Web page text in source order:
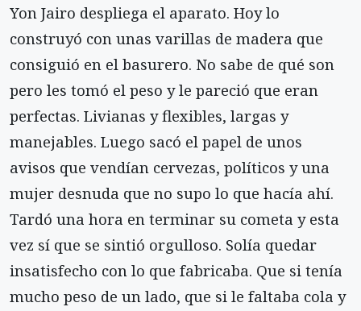
Yon Jairo despliega el aparato. Hoy lo
construyó con unas varillas de madera que
consiguió en el basurero. No sabe de qué son
pero les tomó el peso y le pareció que eran
perfectas. Livianas y flexibles, largas y
manejables. Luego sacó el papel de unos
avisos que vendían cervezas, políticos y una
mujer desnuda que no supo lo que hacía ahí.
Tardó una hora en terminar su cometa y esta
vez sí que se sintió orgulloso. Solía quedar
insatisfecho con lo que fabricaba. Que si tenía
mucho peso de un lado, que si le faltaba cola y